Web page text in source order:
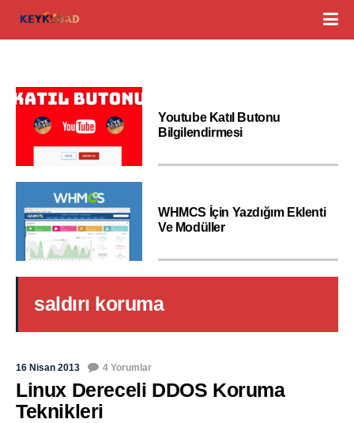
Youtube Katıl Butonu
Bilgilendirmesi
WHMCS İçin Yazdığım Eklenti
Ve Modüller
saldırı koruma
16 Nisan 2013 4 Yorumlar
Linux Dereceli DDOS Koruma
Teknikleri